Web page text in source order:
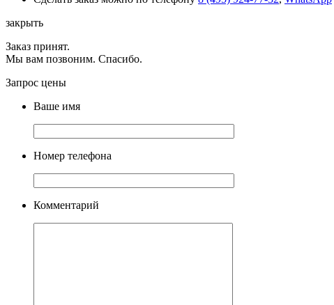
закрыть
Заказ принят.
Мы вам позвоним. Спасибо.
Запрос цены
Ваше имя
Номер телефона
Комментарий